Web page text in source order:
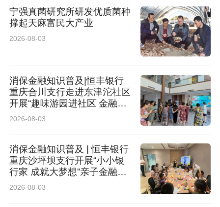
宁强真菌研究所研发优质菌种
撑起天麻富民大产业
2026-08-03
消保金融知识普及|恒丰银行
重庆合川支行走进东津沱社区
开展“趣味游园进社区 金融惠
民暖人心”公益活动
2026-08-03
消保金融知识普及 | 恒丰银行
重庆沙坪坝支行开展“小小银
行家 成就大梦想”亲子金融体
验活动
2026-08-03